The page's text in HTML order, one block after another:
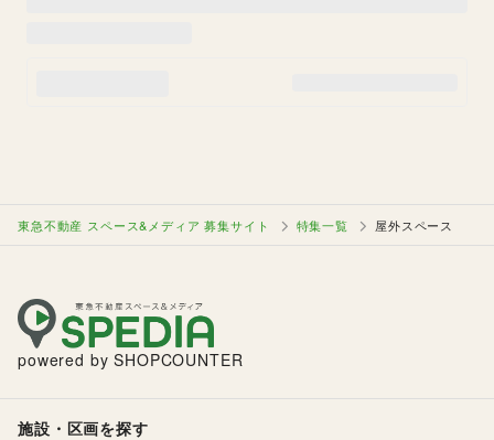
東急不動産 スペース&メディア 募集サイト 特集一覧 屋外スペース
powered by SHOPCOUNTER
施設・区画を探す